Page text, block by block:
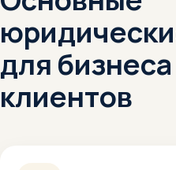
для
клиентов